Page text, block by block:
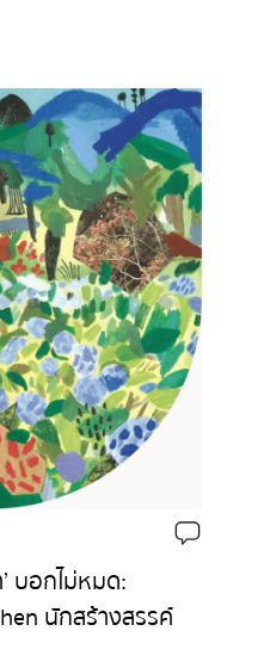
’ บอกไม่หมด:
นักสร้างสรรค์